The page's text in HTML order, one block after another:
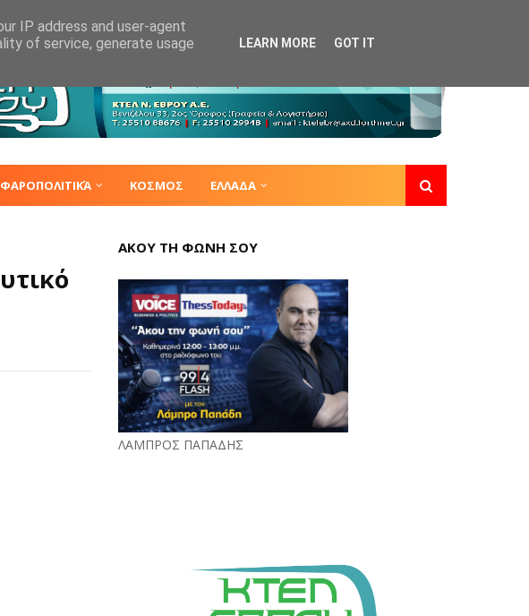
ΦΑΡΟΠΟΛΙΤΙΚΆ ΚΟΣΜΟΣ ΕΛΛΑΔΑ
ΑΚΟΥ ΤΗ ΦΩΝΗ ΣΟΥ
ΛΑΜΠΡΟΣ ΠΑΠΑΔΗΣ
IP address and user-agent
of service, generate usage
LEARN MORE GOT IT